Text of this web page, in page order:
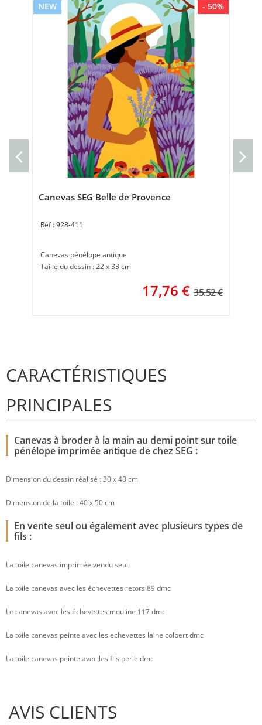
- 50%
NEW
Canevas SEG Belle de Provence
928-411
Canevas pénélope antique
Taille du dessin : 22 x 33 cm
17,76 € 35.52 €
CARACTÉRISTIQUES
PRINCIPALES
Canevas à broder à la main au demi point sur toile
pénélope imprimée antique de chez SEG :
Dimension du dessin réalisé : 30 x 40 cm
Dimension de la toile : 40 x 50 cm
En vente seul ou également avec plusieurs types de
fils :
La toile canevas imprimée vendu seul
La toile canevas avec les échevettes retors 89 dmc
Le canevas avec les échevettes mouline 117 dmc
La toile canevas peinte avec les echevettes laine colbert dmc
La toile canevas peinte avec les fils perle dmc
AVIS CLIENTS